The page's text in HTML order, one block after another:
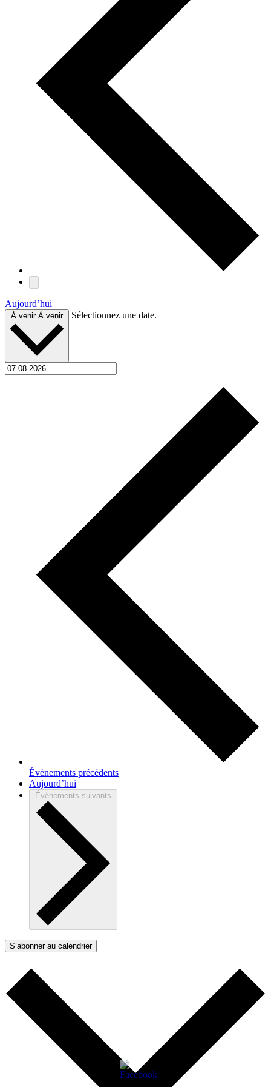
Aujourd’hui
À venir À venir Sélectionnez une date.
Évènements précédents
Aujourd’hui
Évènements suivants
S’abonner au calendrier